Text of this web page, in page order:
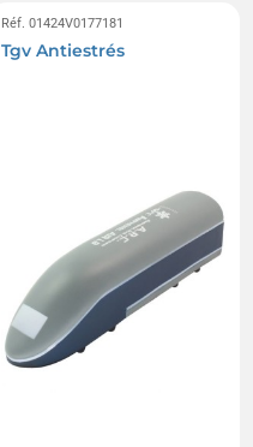
Réf. 01424V0177181
Tgv Antiestrés